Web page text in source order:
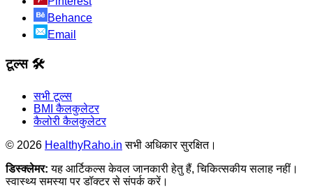
Behance
Email
टूल्स 🛠️
सभी टूल्स
BMI कैलकुलेटर
कैलोरी कैलकुलेटर
© 2026 HealthyRaho.in सभी अधिकार सुरक्षित।
डिस्क्लेमर: यह आर्टिकल्स केवल जानकारी हेतु हैं, चिकित्सकीय सलाह नहीं।
स्वास्थ्य समस्या पर डॉक्टर से संपर्क करें।